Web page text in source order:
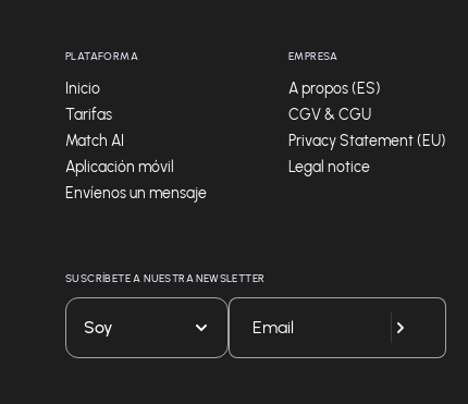
PLATAFORMA
Inicio
Tarifas
Match AI
Aplicación móvil
Envíenos un mensaje
EMPRESA
A propos (ES)
CGV & CGU
Privacy Statement (EU)
Legal notice
SUSCRÍBETE A NUESTRA NEWSLETTER
Soy